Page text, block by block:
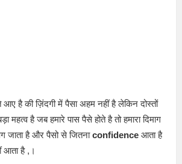
आए है की ज़िंदगी में पैसा अहम नहीं है लेकिन दोस्तों
महत्व है जब हमारे पास पैसे होते है तो हमारा दिमाग
है और पैसो से जितनाconfidence आता है
आता है ,।